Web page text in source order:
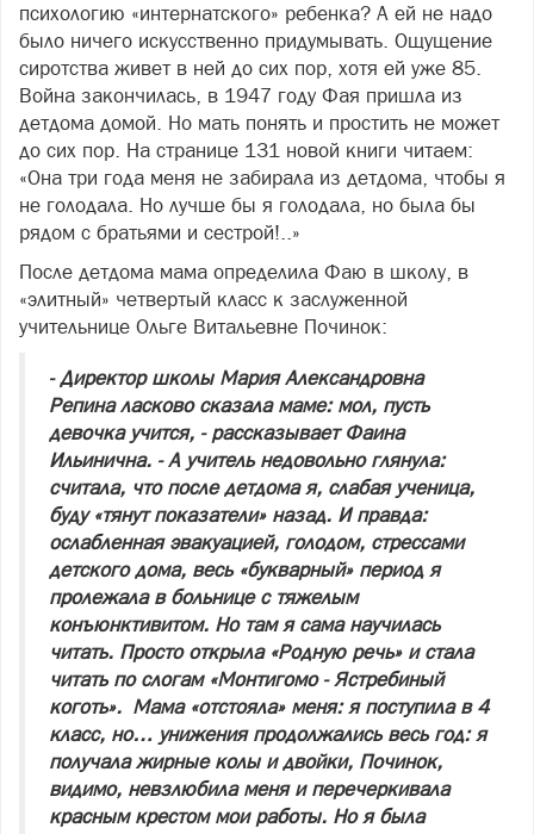
психологию «интернатского» ребенка? А ей не надо
было ничего искусственно придумывать. Ощущение
сиротства живет в ней до сих пор, хотя ей уже 85.
Война закончилась, в 1947 году Фая пришла из
детдома домой. Но мать понять и простить не может
до сих пор. На странице 131 новой книги читаем:
«Она три года меня не забирала из детдома, чтобы я
не голодала. Но лучше бы я голодала, но была бы
рядом с братьями и сестрой!..»
После детдома мама определила Фаю в школу, в
«элитный» четвертый класс к заслуженной
учительнице Ольге Витальевне Починок:
- Директор школы Мария Александровна
Репина ласково сказала маме: мол, пусть
девочка учится, - рассказывает Фаина
Ильинична. - А учитель недовольно глянула:
считала, что после детдома я, слабая ученица,
буду «тянут показатели» назад. И правда:
ослабленная эвакуацией, голодом, стрессами
детского дома, весь «букварный» период я
пролежала в больнице с тяжелым
конъюнктивитом. Но там я сама научилась
читать. Просто открыла «Родную речь» и стала
читать по слогам «Монтигомо - Ястребиный
коготь». Мама «отстояла» меня: я поступила в 4
класс, но… унижения продолжались весь год: я
получала жирные колы и двойки, Починок,
видимо, невзлюбила меня и перечеркивала
красным крестом мои работы. Но я была